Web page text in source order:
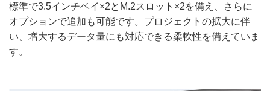
標準で3.5インチベイ×2とM.2スロット×2を備え、さらに
オプションで追加も可能です。プロジェクトの拡大に伴
い、増大するデータ量にも対応できる柔軟性を備えていま
す。